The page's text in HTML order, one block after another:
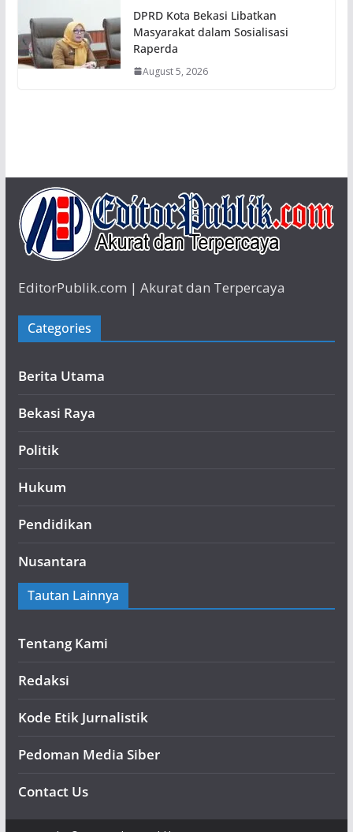
DPRD Kota Bekasi Libatkan
Masyarakat dalam Sosialisasi
Raperda
August 5, 2026
EditorPublik.com | Akurat dan Terpercaya
Categories
Berita Utama
Bekasi Raya
Politik
Hukum
Pendidikan
Nusantara
Tautan Lainnya
Tentang Kami
Redaksi
Kode Etik Jurnalistik
Pedoman Media Siber
Contact Us